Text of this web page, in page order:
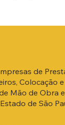
de
Colocação e
Mão de Obra
de São